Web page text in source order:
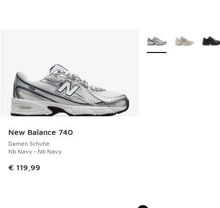
New Balance 740
Damen Schuhe
Nb Navy - Nb Navy
€ 119,99
Weitere Farben